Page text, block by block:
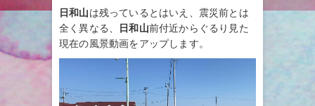
日和山は残っているとはいえ、震災前とは
全く異なる、
日和山前付近からぐるり見た
現在の風景動画をアップします。